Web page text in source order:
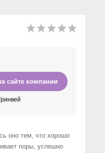
сайте компании
оно тем, что хорошо
поры, успешно